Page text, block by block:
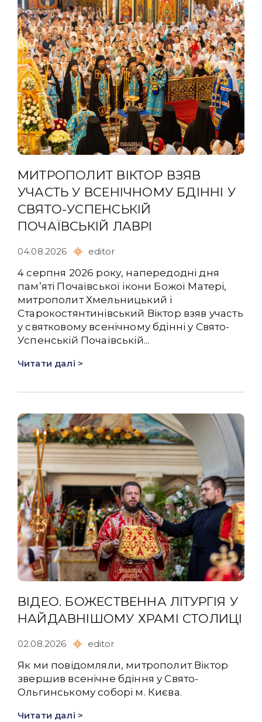
МИТРОПОЛИТ ВІКТОР ВЗЯВ
УЧАСТЬ У ВСЕНІЧНОМУ БДІННІ У
СВЯТО-УСПЕНСЬКІЙ
ПОЧАЇВСЬКІЙ ЛАВРІ
04.08.2026 editor
4 серпня 2026 року, напередодні дня
памʼяті Почаївської ікони Божої Матері,
митрополит Хмельницький і
Старокостянтинівський Віктор взяв участь
у святковому всенічному бдінні у Свято-
Успенській Почаївській...
Читати далі >
ВІДЕО. БОЖЕСТВЕННА ЛІТУРГІЯ У
НАЙДАВНІШОМУ ХРАМІ СТОЛИЦІ
02.08.2026 editor
Як ми повідомляли, митрополит Віктор
звершив всенічне бдіння у Свято-
Ольгинському соборі м. Києва.
Читати далі >